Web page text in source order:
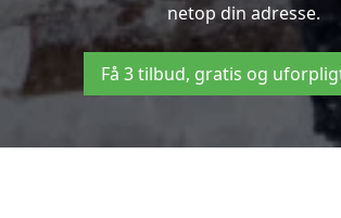
netop din adresse.
Få 3 tilbud, gratis og